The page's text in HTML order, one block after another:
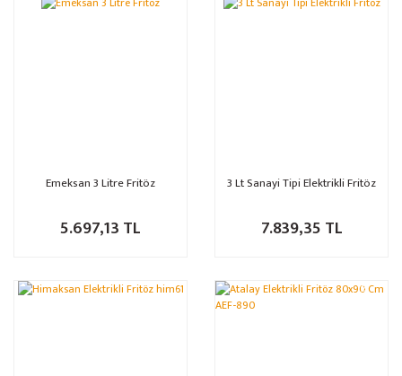
Emeksan 3 Litre Fritöz
5.697,13 TL
3 Lt Sanayi Tipi Elektrikli Fritöz
7.839,35 TL
%15